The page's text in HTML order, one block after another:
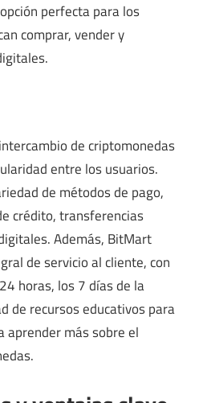
perfecta para los
comprar, vender y
de criptomonedas
entre los usuarios.
de métodos de pago,
crédito, transferencias
Además, BitMart
de servicio al cliente, con
horas, los 7 días de la
de recursos educativos para
aprender más sobre el